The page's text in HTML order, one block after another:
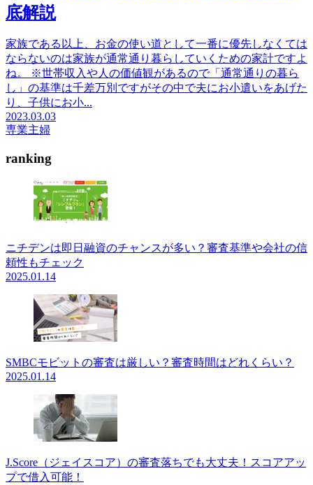
底解説
家族である以上、お金の使い道として一番に優先しなくては
ならないのは家族が通常通り暮らしていくための家計ですよ
ね。 ※世帯収入や人の価値観があるので「通常通りの暮ら
し」の基準は千差万別ですがその中で夫にお小遣いをあげた
り、子供にお小...
2023.03.03
専業主婦
ranking
ニチデンは即日融資のチャンスが多い？審査基準や会社の信
頼性もチェック
2025.01.14
SMBCモビットの審査は厳しい？審査時間はどれくらい？
2025.01.14
J.Score（ジェイスコア）の審査落ちでも大丈夫！スコアアッ
プで借入可能！